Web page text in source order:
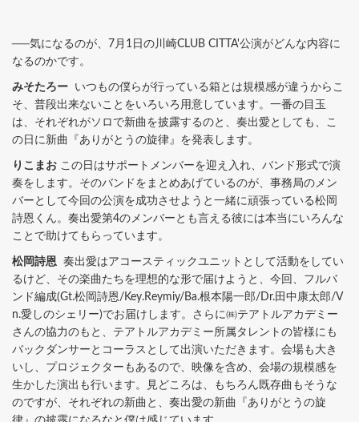
──気になるのが、7月1日の川崎CLUB CITTA'公演がどんな内容に
なるのかです。
みそたろー いつもの僕らが行っている箱とは規模感が違うからこ
そ、普段出来ないことをいろいろ用意しています。一番の目玉
は、それぞれがソロで新曲を披露するのと、奏出愛としても、こ
の日に新曲『ありがとうの旋律』を発表します。
りこまお この日はサポートメンバーを迎え入れ、バンド形式で演
奏をします。そのバンドをまとめあげているのが、事務局のメン
バーとして今回の公演を成功させようと一緒に頑張っている松岡
詩恩くん。奏出愛第4のメンバーとも言える彼には本当にいろんな
ことで助けてもらっています。
松岡詩恩 奏出愛はアコースティックユニットとして活動をしてい
るけど、その楽曲たちを理想的な形で届けようと、今回、フルバ
ンド編成(Gt.松岡詩恩/Key.Reymiy/Ba.根本陽一郎/Dr.田中康太郎/V
n.愛しのシェリー)でお届けします。さらに㈱テアトルアカデミー
さんの協力のもと、テアトルアカデミー所属タレントの皆様にも
バックダンサーとコーラスとして出演いただきます。会場も大き
いし、プロジェクターもあるので、映像を含め、会場の規模感を
生かした演出も行います。見どころは、もちろん既存曲もそうな
のですが、それぞれの新曲と、奏出愛の新曲『ありがとうの旋